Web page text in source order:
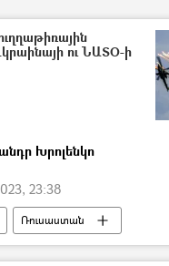
ու ՆԱՏՕ-ի
Խրոլենկո
23:38
Ռուսաստան